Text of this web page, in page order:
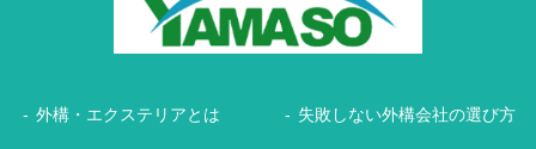
外構・エクステリアとは 失敗しない外構会社の選び方